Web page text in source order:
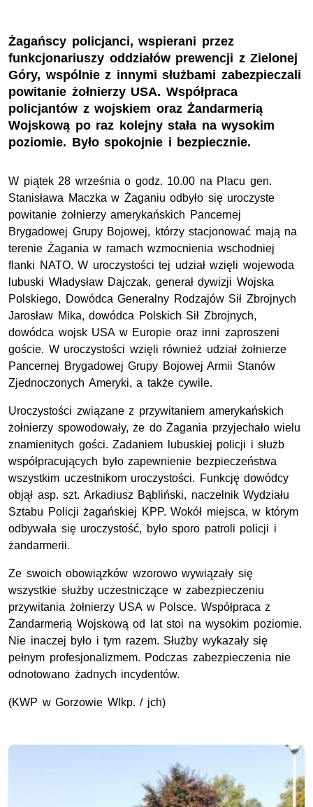
Żagańscy policjanci, wspierani przez
funkcjonariuszy oddziałów prewencji z Zielonej
Góry, wspólnie z innymi służbami zabezpieczali
powitanie żołnierzy USA. Współpraca
policjantów z wojskiem oraz Żandarmerią
Wojskową po raz kolejny stała na wysokim
poziomie. Było spokojnie i bezpiecznie.
W piątek 28 września o godz. 10.00 na Placu gen.
Stanisława Maczka w Żaganiu odbyło się uroczyste
powitanie żołnierzy amerykańskich Pancernej
Brygadowej Grupy Bojowej, którzy stacjonować mają na
terenie Żagania w ramach wzmocnienia wschodniej
flanki NATO. W uroczystości tej udział wzięli wojewoda
lubuski Władysław Dajczak, generał dywizji Wojska
Polskiego, Dowódca Generalny Rodzajów Sił Zbrojnych
Jarosław Mika, dowódca Polskich Sił Zbrojnych,
dowódca wojsk USA w Europie oraz inni zaproszeni
goście. W uroczystości wzięli również udział żołnierze
Pancernej Brygadowej Grupy Bojowej Armii Stanów
Zjednoczonych Ameryki, a także cywile.
Uroczystości związane z przywitaniem amerykańskich
żołnierzy spowodowały, że do Żagania przyjechało wielu
znamienitych gości. Zadaniem lubuskiej policji i służb
współpracujących było zapewnienie bezpieczeństwa
wszystkim uczestnikom uroczystości. Funkcję dowódcy
objął asp. szt. Arkadiusz Bąbliński, naczelnik Wydziału
Sztabu Policji żagańskiej KPP. Wokół miejsca, w którym
odbywała się uroczystość, było sporo patroli policji i
żandarmerii.
Ze swoich obowiązków wzorowo wywiązały się
wszystkie służby uczestniczące w zabezpieczeniu
przywitania żołnierzy USA w Polsce. Współpraca z
Żandarmerią Wojskową od lat stoi na wysokim poziomie.
Nie inaczej było i tym razem. Służby wykazały się
pełnym profesjonalizmem. Podczas zabezpieczenia nie
odnotowano żadnych incydentów.
(KWP w Gorzowie Wlkp. / jch)